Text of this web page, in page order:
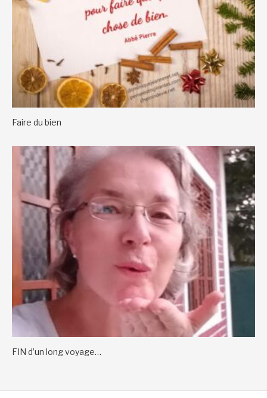
Faire du bien
FIN d’un long voyage…